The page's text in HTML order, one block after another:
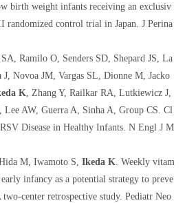
birth weight infants receiving an exclusiv
randomized control trial in Japan. J Perina
Ramilo O, Senders SD, Shepard JS, La
J, Novoa JM, Vargas SL, Dionne M, Jacko
K, Zhang Y, Railkar RA, Lutkiewicz J,
AW, Guerra A, Sinha A, Group CS. Cl
Disease in Healthy Infants. N Engl J M
M, Iwamoto S, Ikeda K. Weekly vitam
infancy as a potential strategy to preve
center retrospective study. Pediatr Neo